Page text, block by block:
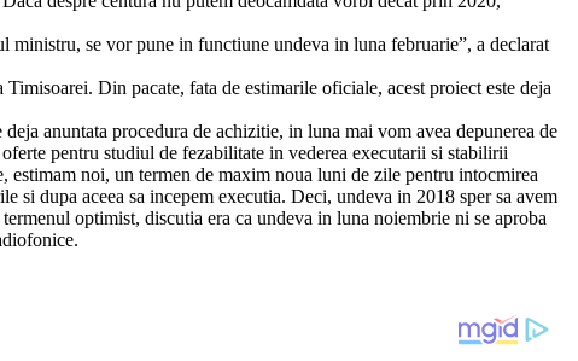
se vor pune in functiune undeva in luna februarie”, a declarat
Din pacate, fata de estimarile oficiale, acest proiect este deja
anuntata procedura de achizitie, in luna mai vom avea depunerea de
pentru studiul de fezabilitate in vederea executarii si stabilirii
noi, un termen de maxim noua luni de zile pentru intocmirea
si dupa aceea sa incepem executia. Deci, undeva in 2018 sper sa avem
optimist, discutia era ca undeva in luna noiembrie ni se aproba